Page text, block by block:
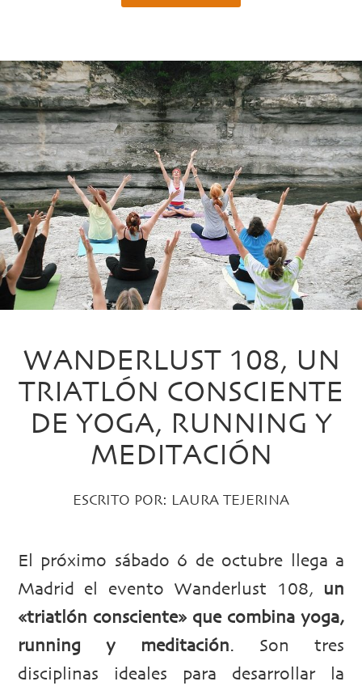
WANDERLUST 108, UN
TRIATLÓN CONSCIENTE
DE YOGA, RUNNING Y
MEDITACIÓN
ESCRITO POR: LAURA TEJERINA
El próximo sábado 6 de octubre llega a
Madrid el evento Wanderlust 108, un
«triatlón consciente» que combina yoga,
running y meditación. Son tres
disciplinas ideales para desarrollar la